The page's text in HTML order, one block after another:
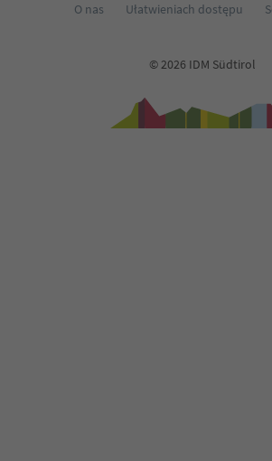
O nas
Ułatwieniach dostępu
© 2026 IDM Südtirol